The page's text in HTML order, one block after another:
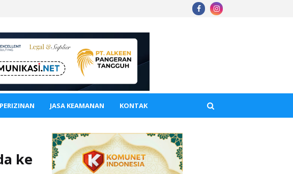
JASA KEAMANAN KONTAK
ke